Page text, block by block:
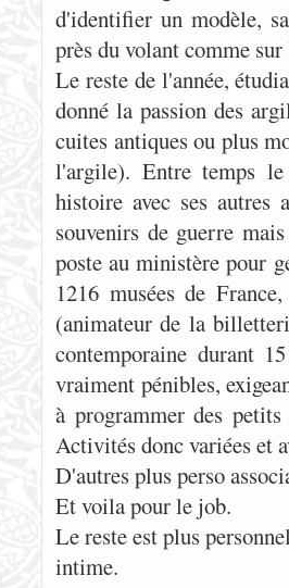
d'identifier un modèle,
près du volant comme
Le reste de l'année,
donné la passion des
cuites antiques ou plus
l'argile). Entre temps le
histoire avec ses autres
souvenirs de guerre
poste au ministère pour
1216 musées de
(animateur de la
contemporaine durant
vraiment pénibles,
à programmer des
Activités donc variées et
D'autres plus perso
Et voila pour le job.
Le reste est plus
intime.